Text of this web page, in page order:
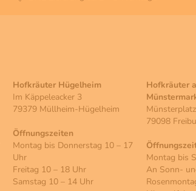
Hofkräuter Hügelheim
Im Käppeleacker 3
79379 Müllheim-Hügelheim
Öffnungszeiten
Montag bis Donnerstag 10 – 17
Uhr
Freitag 10 – 18 Uhr
Samstag 10 – 14 Uhr
Hofkräuter
Münsterplatz
79098
Montag bis
An Sonn-